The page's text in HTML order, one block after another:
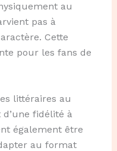
au
pas à
Cette
pour les fans de
littéraires au
fidélité à
également être
au format